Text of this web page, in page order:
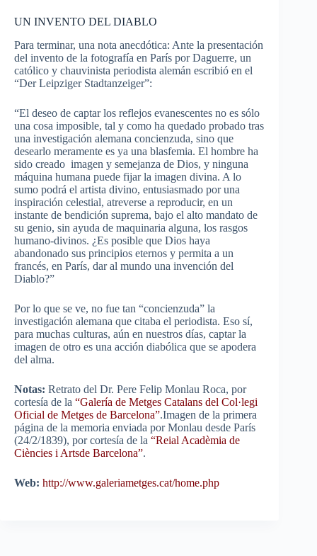
UN INVENTO DEL DIABLO
Para terminar, una nota anecdótica: Ante la presentación
del invento de la fotografía en París por Daguerre, un
católico y chauvinista periodista alemán escribió en el
“Der Leipziger Stadtanzeiger”:
“El deseo de captar los reflejos evanescentes no es sólo
una cosa imposible, tal y como ha quedado probado tras
una investigación alemana concienzuda, sino que
desearlo meramente es ya una blasfemia. El hombre ha
sido creado imagen y semejanza de Dios, y ninguna
máquina humana puede fijar la imagen divina. A lo
sumo podrá el artista divino, entusiasmado por una
inspiración celestial, atreverse a reproducir, en un
instante de bendición suprema, bajo el alto mandato de
su genio, sin ayuda de maquinaria alguna, los rasgos
humano-divinos. ¿Es posible que Dios haya
abandonado sus principios eternos y permita a un
francés, en París, dar al mundo una invención del
Diablo?”
Por lo que se ve, no fue tan “concienzuda” la
investigación alemana que citaba el periodista. Eso sí,
para muchas culturas, aún en nuestros días, captar la
imagen de otro es una acción diabólica que se apodera
del alma.
Notas: Retrato del Dr. Pere Felip Monlau Roca, por
cortesía de la “Galería de Metges Catalans del Col·legi
Oficial de Metges de Barcelona”.Imagen de la primera
página de la memoria enviada por Monlau desde París
(24/2/1839), por cortesía de la “Reial Acadèmia de
Ciències i Artsde Barcelona”.
Web: http://www.galeriametges.cat/home.php